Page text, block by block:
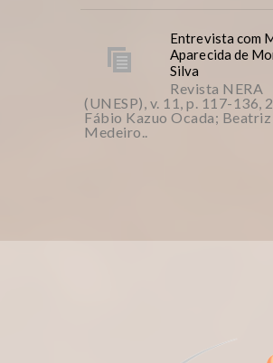
Entrevista com
Aparecida de
Silva
Revista NERA
(UNESP), v. 11, p. 117-136,
Fábio Kazuo Ocada; Beatriz
Medeiro..